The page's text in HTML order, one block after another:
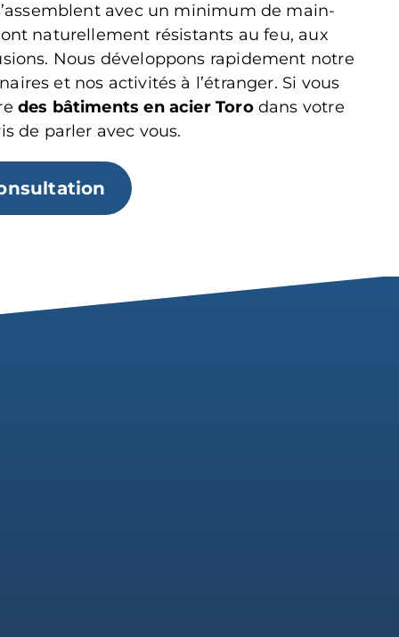
avec un minimum de main-
naturellement résistants au feu, aux
Nous développons rapidement notre
et nos activités à l’étranger. Si vous
des bâtiments en acier Torodans votre
de parler avec vous.